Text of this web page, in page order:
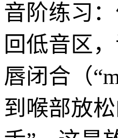
音阶练习
回低音区
唇闭合（
到喉部放